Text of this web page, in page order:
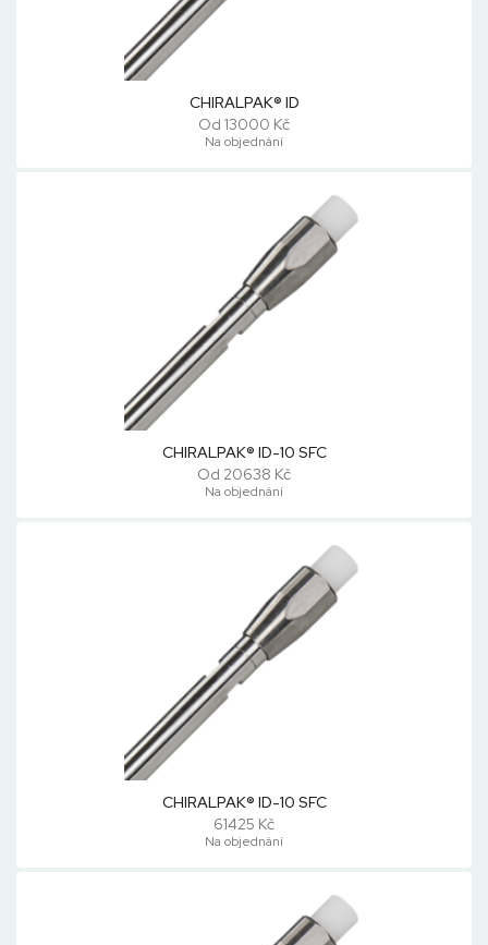
CHIRALPAK® ID
Od 13000 Kč
Na objednání
CHIRALPAK® ID-10 SFC
Od 20638 Kč
Na objednání
CHIRALPAK® ID-10 SFC
61425 Kč
Na objednání